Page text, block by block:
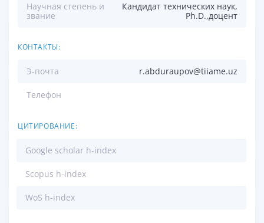
Научная степень и
звание
Кандидат технических наук,
Ph.D.,доцент
КОНТАКТЫ:
Э-почта r.abduraupov@tiiame.uz
Телефон
ЦИТИРОВАНИЕ:
Google scholar h-index
Scopus h-index
WoS h-index